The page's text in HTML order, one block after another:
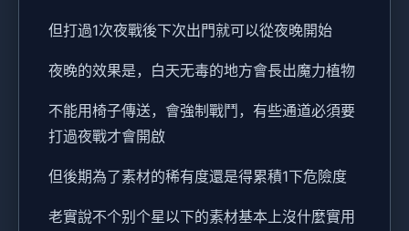
但打過1次夜戰後下次出門就可以從夜晚開始
夜晚的效果是，白天无毒的地方會長出魔力植物
不能用椅子傳送，會強制戰鬥，有些通道必須要
打過夜戰才會開啟
但後期為了素材的稀有度還是得累積1下危險度
老實說不个别个星以下的素材基本上沒什麼實用